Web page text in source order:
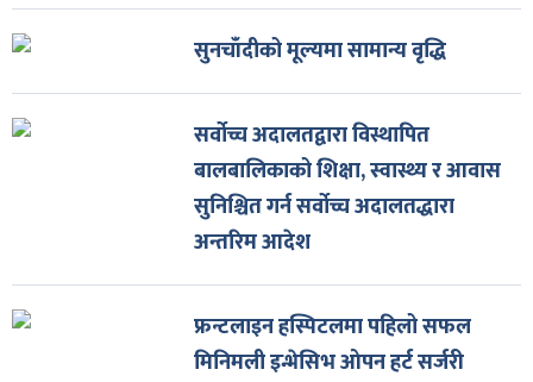
सुनचाँदीको मूल्यमा सामान्य वृद्धि
सर्वोच्च अदालतद्वारा विस्थापित
बालबालिकाको शिक्षा, स्वास्थ्य र आवास
सुनिश्चित गर्न सर्वोच्च अदालतद्धारा
अन्तरिम आदेश
फ्रन्टलाइन हस्पिटलमा पहिलो सफल
मिनिमली इन्भेसिभ ओपन हर्ट सर्जरी